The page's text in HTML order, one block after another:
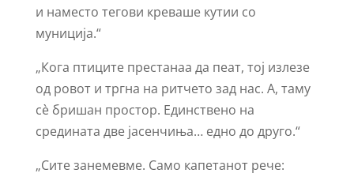
и наместо тегови креваше кутии со
муниција.“
„Кога птиците престанаа да пеат, тој излезе
од ровот и тргна на ритчето зад нас. А, таму
сѐ бришан простор. Единствено на
средината две јасенчиња… едно до друго.“
„Сите занемевме. Само капетанот рече: